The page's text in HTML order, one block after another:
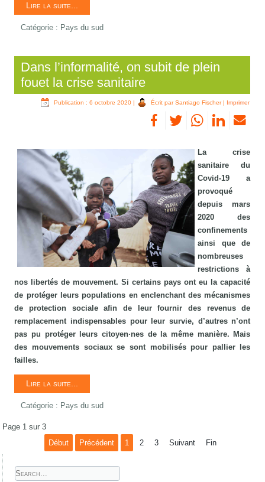
Lire la suite...
Catégorie : Pays du sud
Dans l’informalité, on subit de plein
fouet la crise sanitaire
Publication : 6 octobre 2020 | Écrit par Santiago Fischer| Imprimer
La crise
sanitaire du
Covid-19 a
provoqué
depuis mars
2020 des
confinements
ainsi que de
nombreuses
restrictions à
nos libertés de mouvement. Si certains pays ont eu la capacité
de protéger leurs populations en enclenchant des mécanismes
de protection sociale afin de leur fournir des revenus de
remplacement indispensables pour leur survie, d’autres n’ont
pas pu protéger leurs citoyen·nes de la même manière. Mais
des mouvements sociaux se sont mobilisés pour pallier les
failles.
Lire la suite...
Catégorie : Pays du sud
Page 1 sur 3
Début
Précédent 1 2 3 Suivant Fin